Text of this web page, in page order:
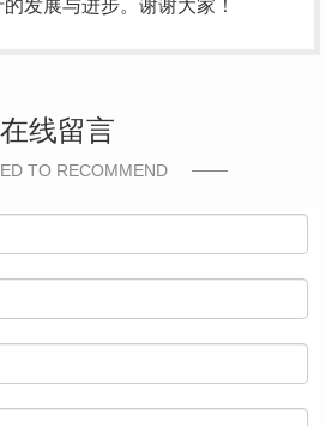
发展与进步。谢谢大家！
在线留言
TO RECOMMEND